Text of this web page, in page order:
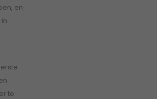
en
te